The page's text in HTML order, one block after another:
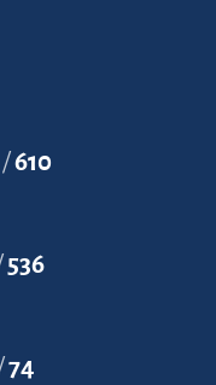
610
536
74